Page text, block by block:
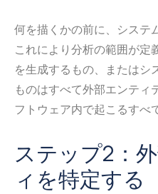
何を描くかの前に、システ
これにより分析の範囲が定
を生成するもの、またはシ
ものはすべて外部エンティ
フトウェア内で起こるすべ
ステップ2：
ィを特定する